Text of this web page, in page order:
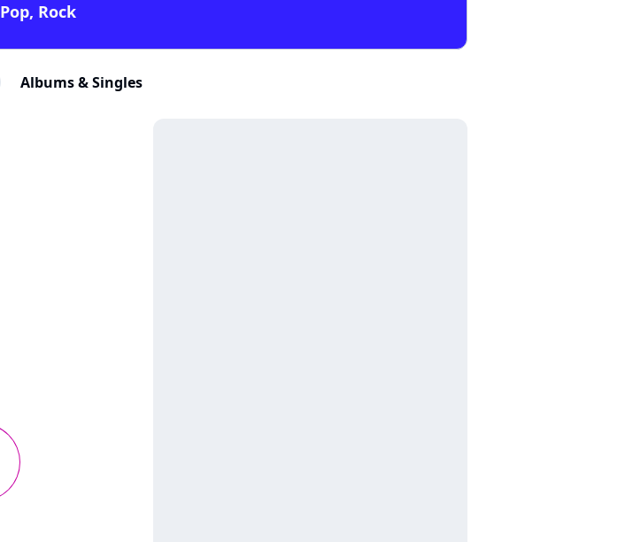
Pop, Rock
Albums & Singles